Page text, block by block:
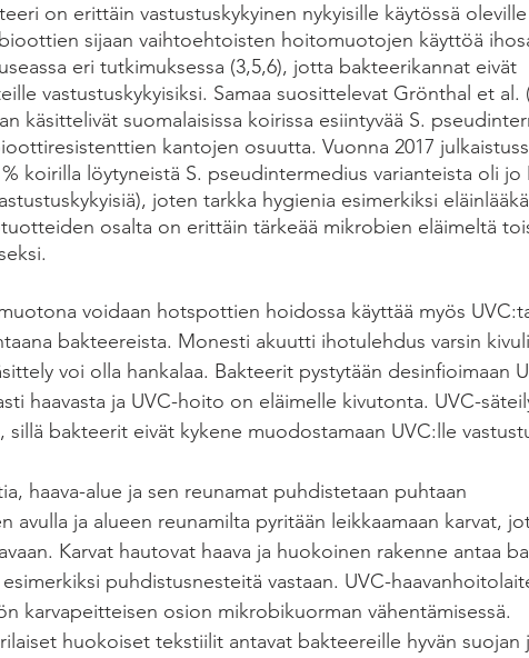
on erittäin vastustuskykyinen nykyisille käytössä oleville
sijaan vaihtoehtoisten hoitomuotojen käyttöä
eri tutkimuksessa (3,5,6), jotta bakteerikannat eivät
vastustuskykyisiksi. Samaa suosittelevat Grönthal et al.
käsittelivät suomalaisissa koirissa esiintyvää S.
kantojen osuutta. Vuonna 2017
koirilla löytyneistä S. pseudintermedius varianteista oli jo
joten tarkka hygienia esimerkiksi
osalta on erittäin tärkeää mikrobien eläimeltä
voidaan hotspottien hoidossa käyttää myös
bakteereista. Monesti akuutti ihotulehdus varsin
voi olla hankalaa. Bakteerit pystytään desinfioimaan
haavasta ja UVC-hoito on eläimelle kivutonta. UVC-
sillä bakteerit eivät kykene muodostamaan UVC:lle
haava-alue ja sen reunamat puhdistetaan puhtaan
avulla ja alueen reunamilta pyritään leikkaamaan karvat,
Karvat hautovat haava ja huokoinen rakenne antaa
puhdistusnesteitä vastaan. UVC-
karvapeitteisen osion mikrobikuorman vähentämisessä.
huokoiset tekstiilit antavat bakteereille hyvän suojan